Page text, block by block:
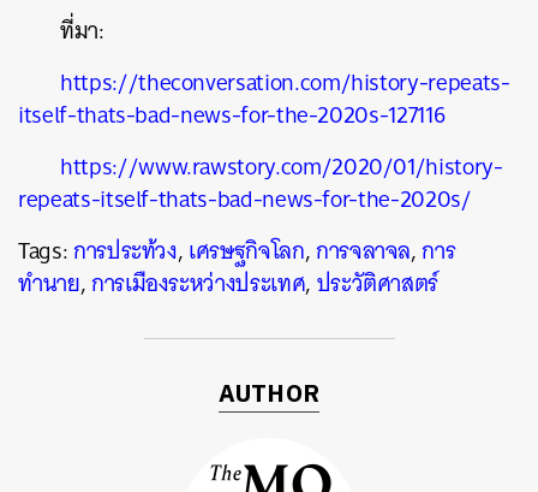
ที่มา:
https://theconversation.com/history-repeats-
itself-thats-bad-news-for-the-2020s-127116
https://www.rawstory.com/2020/01/history-
repeats-itself-thats-bad-news-for-the-2020s/
Tags:การประท้วง,เศรษฐกิจโลก,การจลาจล,การ
ทำนาย,การเมืองระหว่างประเทศ,ประวัติศาสตร์
AUTHOR